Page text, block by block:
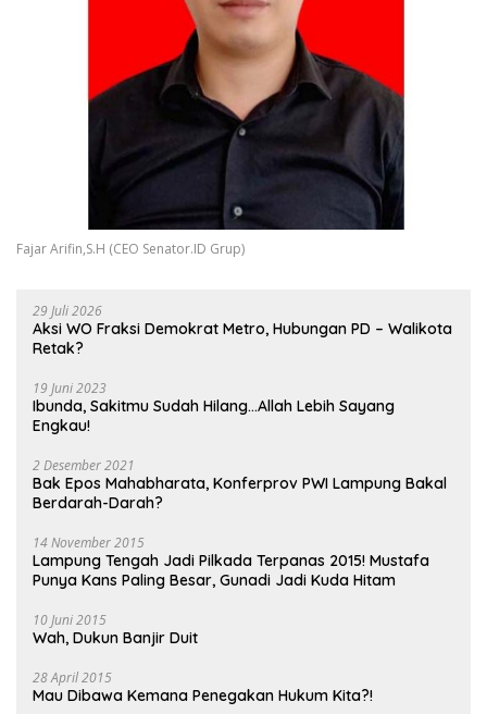
Fajar Arifin,S.H (CEO Senator.ID Grup)
29 Juli 2026
Aksi WO Fraksi Demokrat Metro, Hubungan PD – Walikota
Retak?
19 Juni 2023
Ibunda, Sakitmu Sudah Hilang…Allah Lebih Sayang
Engkau!
2 Desember 2021
Bak Epos Mahabharata, Konferprov PWI Lampung Bakal
Berdarah-Darah?
14 November 2015
Lampung Tengah Jadi Pilkada Terpanas 2015! Mustafa
Punya Kans Paling Besar, Gunadi Jadi Kuda Hitam
10 Juni 2015
Wah, Dukun Banjir Duit
28 April 2015
Mau Dibawa Kemana Penegakan Hukum Kita?!